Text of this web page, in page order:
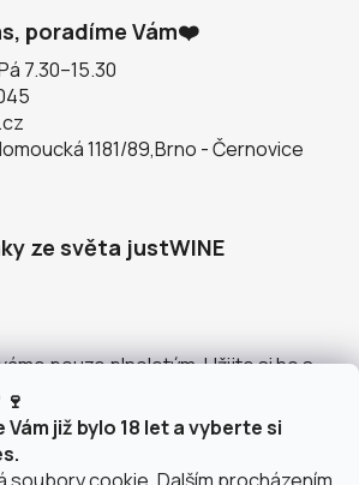
již bylo 18 let a vyberte si
poradíme Vám❤️
7.30–15.30
1181/89,Brno - Černovice
ze světa justWINE
pouze plnoletým. Užijte si ho s